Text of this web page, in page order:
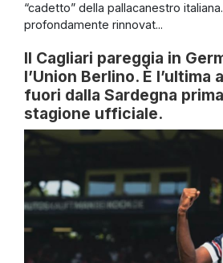
“cadetto” della pallacanestro
profondamente rinnovat...
Il Cagliari pareggia in
l’Union Berlino. È l’ultima
fuori dalla Sardegna
stagione ufficiale.